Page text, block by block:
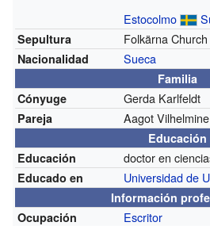
Estocolmo
Sepultura Folkärna Church
Nacionalidad Sueca
Familia
Cónyuge
Gerda Karlfeldt
Pareja Aagot
Educación
Educación
doctor en
Educado en Universidad de
Información
Ocupación
Escritor